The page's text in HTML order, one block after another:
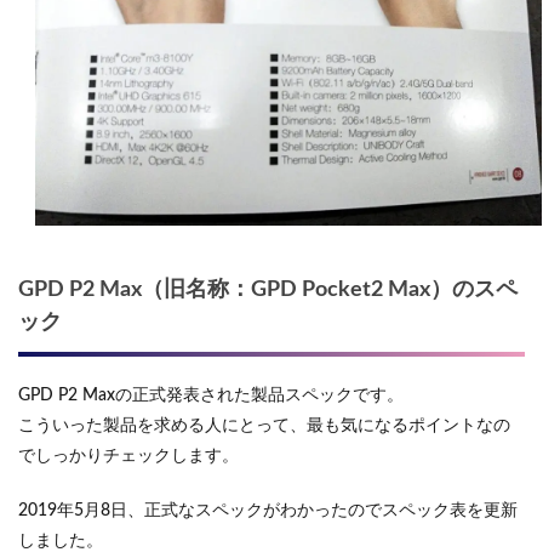
GPD P2 Max（旧名称：GPD Pocket2 Max）のスペ
ック
GPD P2 Maxの正式発表された製品スペックです。
こういった製品を求める人にとって、最も気になるポイントなの
でしっかりチェックします。
2019年5月8日、正式なスペックがわかったのでスペック表を更新
しました。